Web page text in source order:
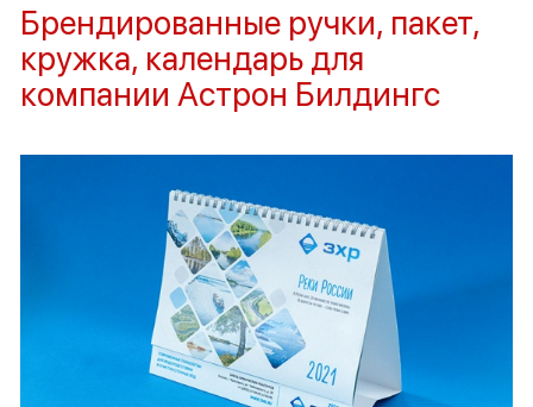
Брендированные ручки, пакет,
кружка, календарь для
компании Астрон Билдингс